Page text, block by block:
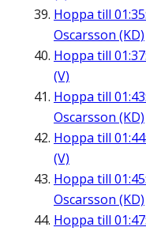
Hoppa till
Oscarsson (KD)
Hoppa till
(V)
Hoppa till
Oscarsson (KD)
Hoppa till
(V)
Hoppa till
Oscarsson (KD)
Hoppa till